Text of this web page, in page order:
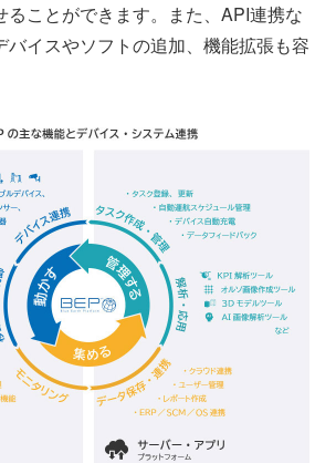
ることができます。また、API連携な
バイスやソフトの追加、機能拡張も容